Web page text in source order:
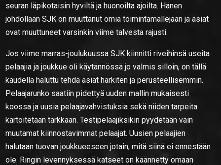
seuran läpikotaisin hyviltä ja huonoilta ajoilta. Hänen
johdollaan SJK on muuttanut omia toimintamallejaan ja asiat
ovat muuttuneet varsinkin viime talvesta rajusti.
Jos viime marras-joulukuussa SJK kiinnitti riveihinsä useita
pelaajia ja joukkue oli käytännössä jo valmis silloin, on tällä
kaudella haluttu tehdä asiat harkiten ja perusteellisemmin.
Pelaajarunko saatiin pidettyä uuden mallin mukaisesti
koossa ja uusia pelaajavahvistuksia sekä niiden tarpeita
kartoitetaan tarkkaan. Testipelaajiksikin pyydetään vain
muutamat kiinnostavimmat pelaajat. Uusien pelaajien
halutaan tuovan joukkueeseen jotain, mitä siinä ei ennestään
ole. Ringin levennyksessä katseet on käännetty omaan